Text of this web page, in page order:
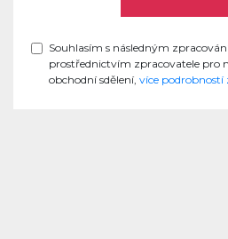
Souhlasím s následným
prostřednictvím zpracovatele pro
obchodní sdělení, více podrobností